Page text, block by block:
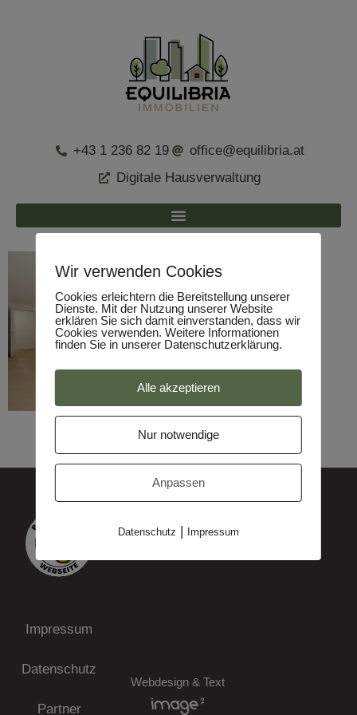
+43 1 236 82 19
office@equilibria.at
Digitale Hausverwaltung
Impressum
Datenschutz
Partner
Webdesign & Text
Wir verwenden Cookies
Cookies erleichtern die Bereitstellung unserer
Dienste. Mit der Nutzung unserer Website
erklären Sie sich damit einverstanden, dass wir
Cookies verwenden. Weitere Informationen
finden Sie in unserer Datenschutzerklärung.
Alle akzeptieren
Nur notwendige
Anpassen
Datenschutz | Impressum